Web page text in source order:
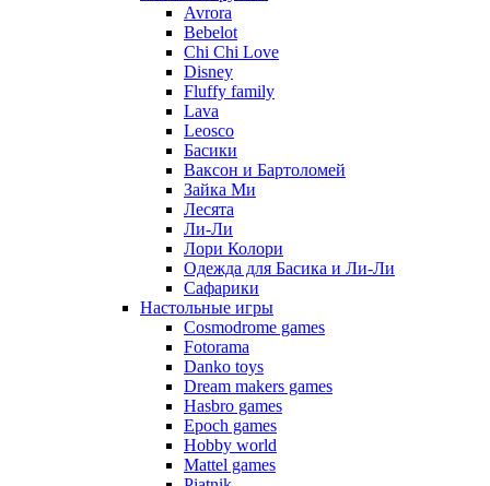
Avrora
Bebelot
Chi Chi Love
Disney
Fluffy family
Lava
Leosco
Басики
Ваксон и Бартоломей
Зайка Ми
Лесята
Ли-Ли
Лори Колори
Одежда для Басика и Ли-Ли
Сафарики
Настольные игры
Cosmodrome games
Fotorama
Danko toys
Dream makers games
Hasbro games
Epoch games
Hobby world
Mattel games